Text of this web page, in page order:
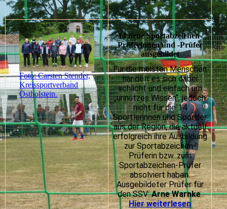
Foto: Carsten Stender,
Kreissportverband
Ostholstein.
14 neue Sportabzeichen-
Prüferinnen und -Prüfer
ausgebildet
Für die meisten Menschen
handelt es sich dabei
schlicht und einfach um
„unnützes Wissen“, jedoch
nicht für die 14
Sportlerinnen und Sportler
aus der Region, die aktuell
erfolgreich ihre Ausbildung
zur Sportabzeichen-
Prüferin bzw. zum
Sportabzeichen-Prüfer
absolviert haben.
Ausgebildeter Prüfer für
den SSV:Arne Warnke
Hier weiterlesen